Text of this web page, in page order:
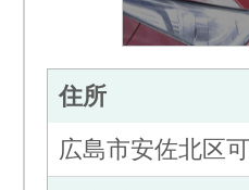
住所
広島市安佐北区